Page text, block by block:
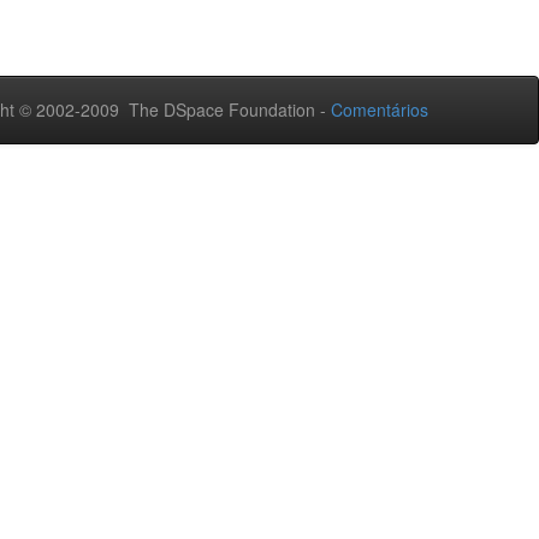
© 2002-2009 The DSpace Foundation - Comentários